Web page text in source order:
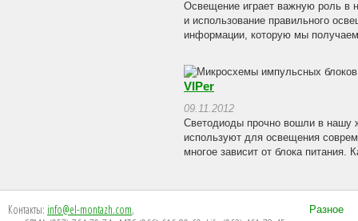
Освещение играет важную роль в
и использование правильного
информации, которую мы
VIPer
09.11.2012
Светодиоды прочно вошли в нашу
используют для освещения
многое зависит от блока
Контакты: info@el-montazh.com,
Разное